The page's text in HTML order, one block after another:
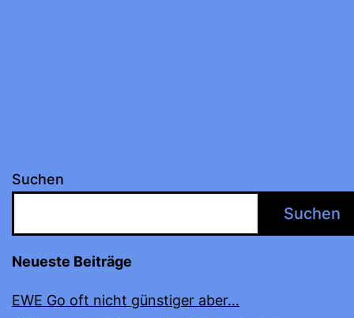
Suchen
Suchen
Neueste Beiträge
EWE Go oft nicht günstiger aber…